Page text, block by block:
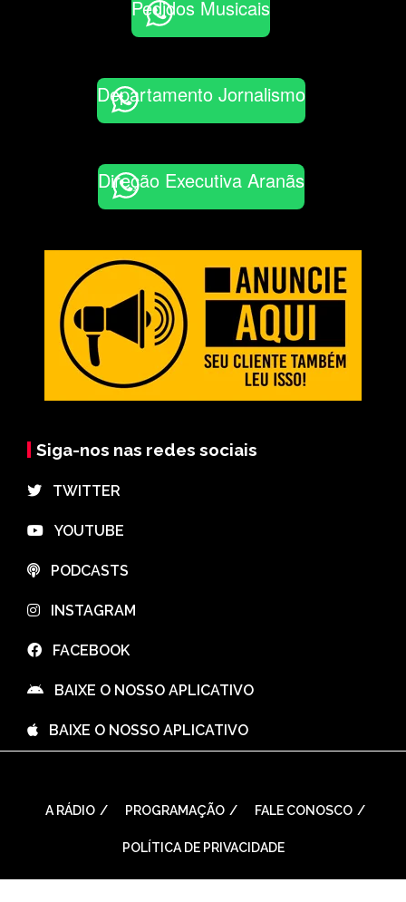
Pedidos Musicais
Departamento Jornalismo
Direção Executiva Aranãs
Siga-nos nas redes sociais
⠀TWITTER
⠀YOUTUBE
⠀PODCASTS
⠀INSTAGRAM
⠀FACEBOOK
⠀BAIXE O NOSSO APLICATIVO
⠀BAIXE O NOSSO APLICATIVO
A RÁDIO PROGRAMAÇÃO FALE CONOSCO
POLÍTICA DE PRIVACIDADE